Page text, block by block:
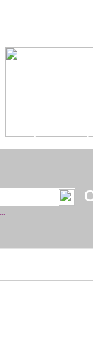
professionnel